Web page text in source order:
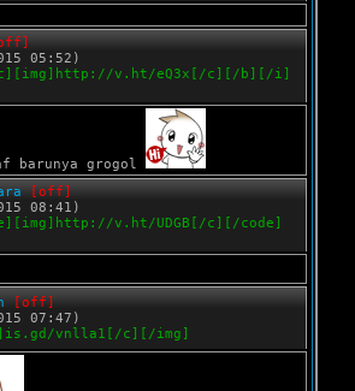
05:52)
v.ht/eQ3x[/c][/b][/i]
barunya grogol
[off]
08:41)
v.ht/UDGB[/c][/code]
[off]
07:47)
vnlla1[/c][/img]